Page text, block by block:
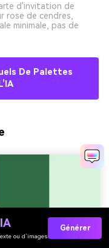
d'invitation de
rose de cendres,
minimale, pas de
De Palettes
ou d’images
Générer